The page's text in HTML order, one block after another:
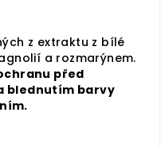
z extraktu z bílé
a rozmarýnem.
před
blednutím barvy